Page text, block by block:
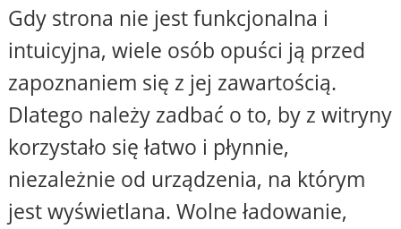
Gdy strona nie jest funkcjonalna i
intuicyjna, wiele osób opuści ją przed
zapoznaniem się z jej zawartością.
Dlatego należy zadbać o to, by z witryny
korzystało się łatwo i płynnie,
niezależnie od urządzenia, na którym
jest wyświetlana. Wolne ładowanie,